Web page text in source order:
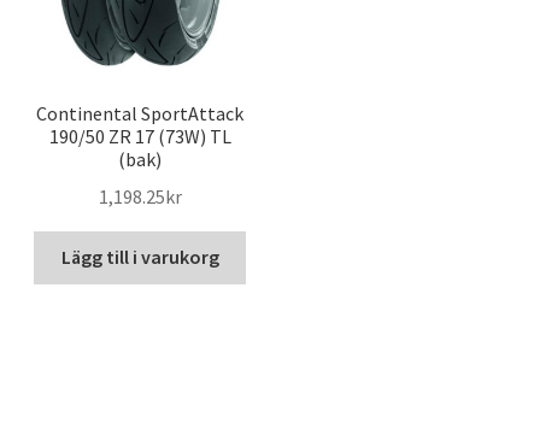
Continental SportAttack
190/50 ZR 17 (73W) TL
(bak)
1,198.25kr
Lägg till i varukorg